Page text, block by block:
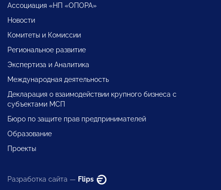
Ассоциация «НП «ОПОРА»
Новости
Комитеты и Комиссии
Региональное развитие
Экспертиза и Аналитика
Международная деятельность
Декларация о взаимодействии крупного бизнеса с
субъектами МСП
Бюро по защите прав предпринимателей
Образование
Проекты
Разработка сайта — Flips